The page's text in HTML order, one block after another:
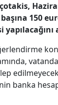
başına 150
banka